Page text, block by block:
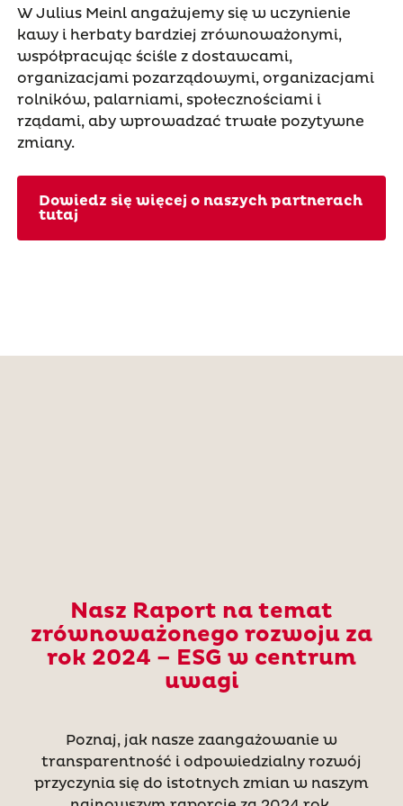
W Julius Meinl angażujemy się w uczynienie
kawy i herbaty bardziej zrównoważonymi,
współpracując ściśle z dostawcami,
organizacjami pozarządowymi, organizacjami
rolników, palarniami, społecznościami i
rządami, aby wprowadzać trwałe pozytywne
zmiany.
Dowiedz się więcej o naszych partnerach
tutaj
Nasz Raport na temat
zrównoważonego rozwoju za
rok 2024 – ESG w centrum
uwagi
Poznaj, jak nasze zaangażowanie w
transparentność i odpowiedzialny rozwój
przyczynia się do istotnych zmian w naszym